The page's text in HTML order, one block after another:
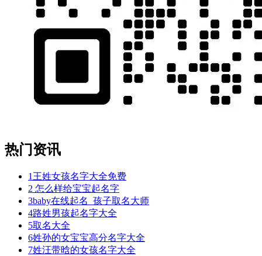
热门资讯
1 王姓女孩名字大全免费
2 怎么样给宝宝起名字
3baby在线起名_孩子取名大师
4路姓男孩起名字大全
5取名大全
6姓孙的女宝宝高分名字大全
7姓汪带晗的女孩名字大全